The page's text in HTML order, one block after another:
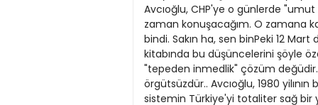
Cumhuriyet Büyük
Taaruz
Cumhuriyet
Cumartesi
Cumhuriyet Çevre
2011
2010
2009